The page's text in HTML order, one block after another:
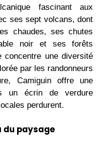
fascinant aux
ses sept volcans, dont
chaudes, ses chutes
noir et ses forêts
une diversité
par les randonneurs
Camiguin offre une
un écrin de verdure
perdurent.
du paysage